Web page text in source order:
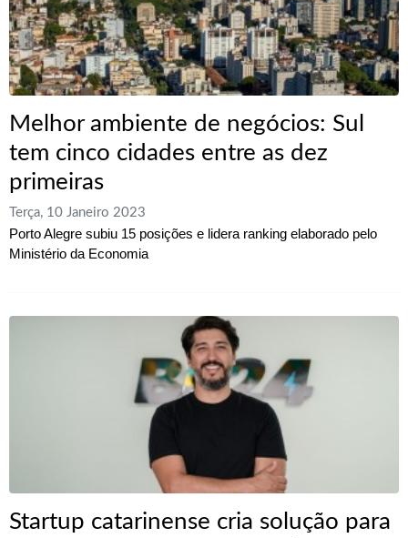
Melhor ambiente de negócios: Sul
tem cinco cidades entre as dez
primeiras
Terça, 10 Janeiro 2023
Porto Alegre subiu 15 posições e lidera ranking elaborado pelo
Ministério da Economia
Startup catarinense cria solução para